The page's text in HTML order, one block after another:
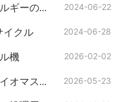
廃タイヤからの材料およびエネルギーの回収 2024-06-22
イクル 2024-06-28
機 2026-02-02
双軸破砕機とハンマーミル：バイオマス（藁）破砕に最適な機種はどちらか？ 2026-05-23